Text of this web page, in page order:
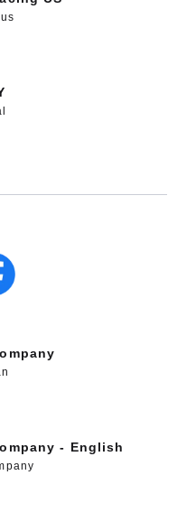
- English